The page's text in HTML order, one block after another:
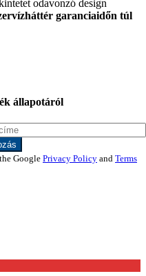
odavonzó design
garanciaidőn túl
állapotáról
Google Privacy Policy and Terms